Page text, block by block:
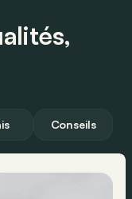
Conseils